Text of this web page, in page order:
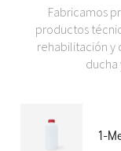
Fabricamos
productos
rehabilitación y
ducha
1-